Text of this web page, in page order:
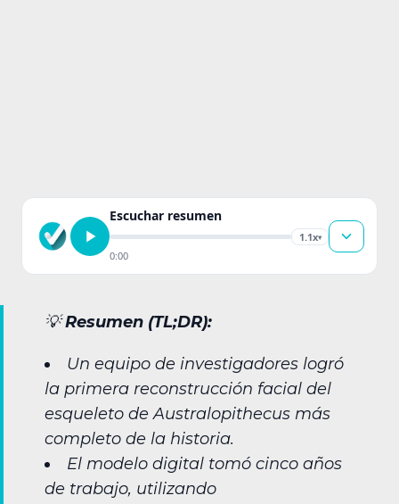
Escuchar resumen
1.1x▾
0:00
💡Resumen (TL;DR):
Un equipo de investigadores logró
la primera reconstrucción facial del
esqueleto de Australopithecus más
completo de la historia.
El modelo digital tomó cinco años
de trabajo, utilizando